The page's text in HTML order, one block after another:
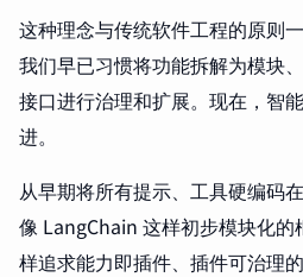
这种理念与传统软件工程的原则
我们早已习惯将功能拆解为模块
接口进行治理和扩展。现在，智
进。
从早期将所有提示、工具硬编码
像 LangChain 这样初步模块化
样追求能力即插件、插件可治理